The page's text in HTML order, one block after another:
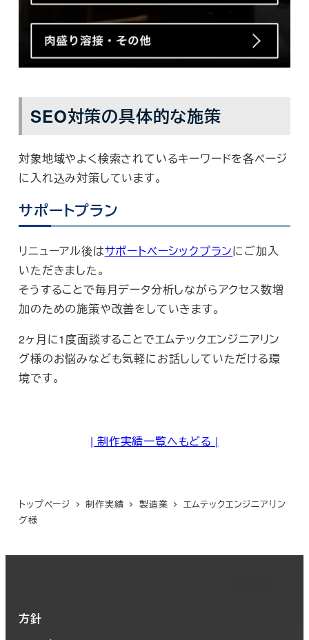
SEO対策の具体的な施策
対象地域やよく検索されているキーワードを各ページ
に入れ込み対策しています。
サポートプラン
リニューアル後はサポートベーシックプランにご加入
いただきました。
そうすることで毎月データ分析しながらアクセス数増
加のための施策や改善をしていきます。
2ヶ月に1度面談することでエムテックエンジニアリン
グ様のお悩みなども気軽にお話ししていただける環
境です。
| 制作実績一覧へもどる |
トップページ 制作実績 製造業
エムテックエンジニアリン
グ様
方針